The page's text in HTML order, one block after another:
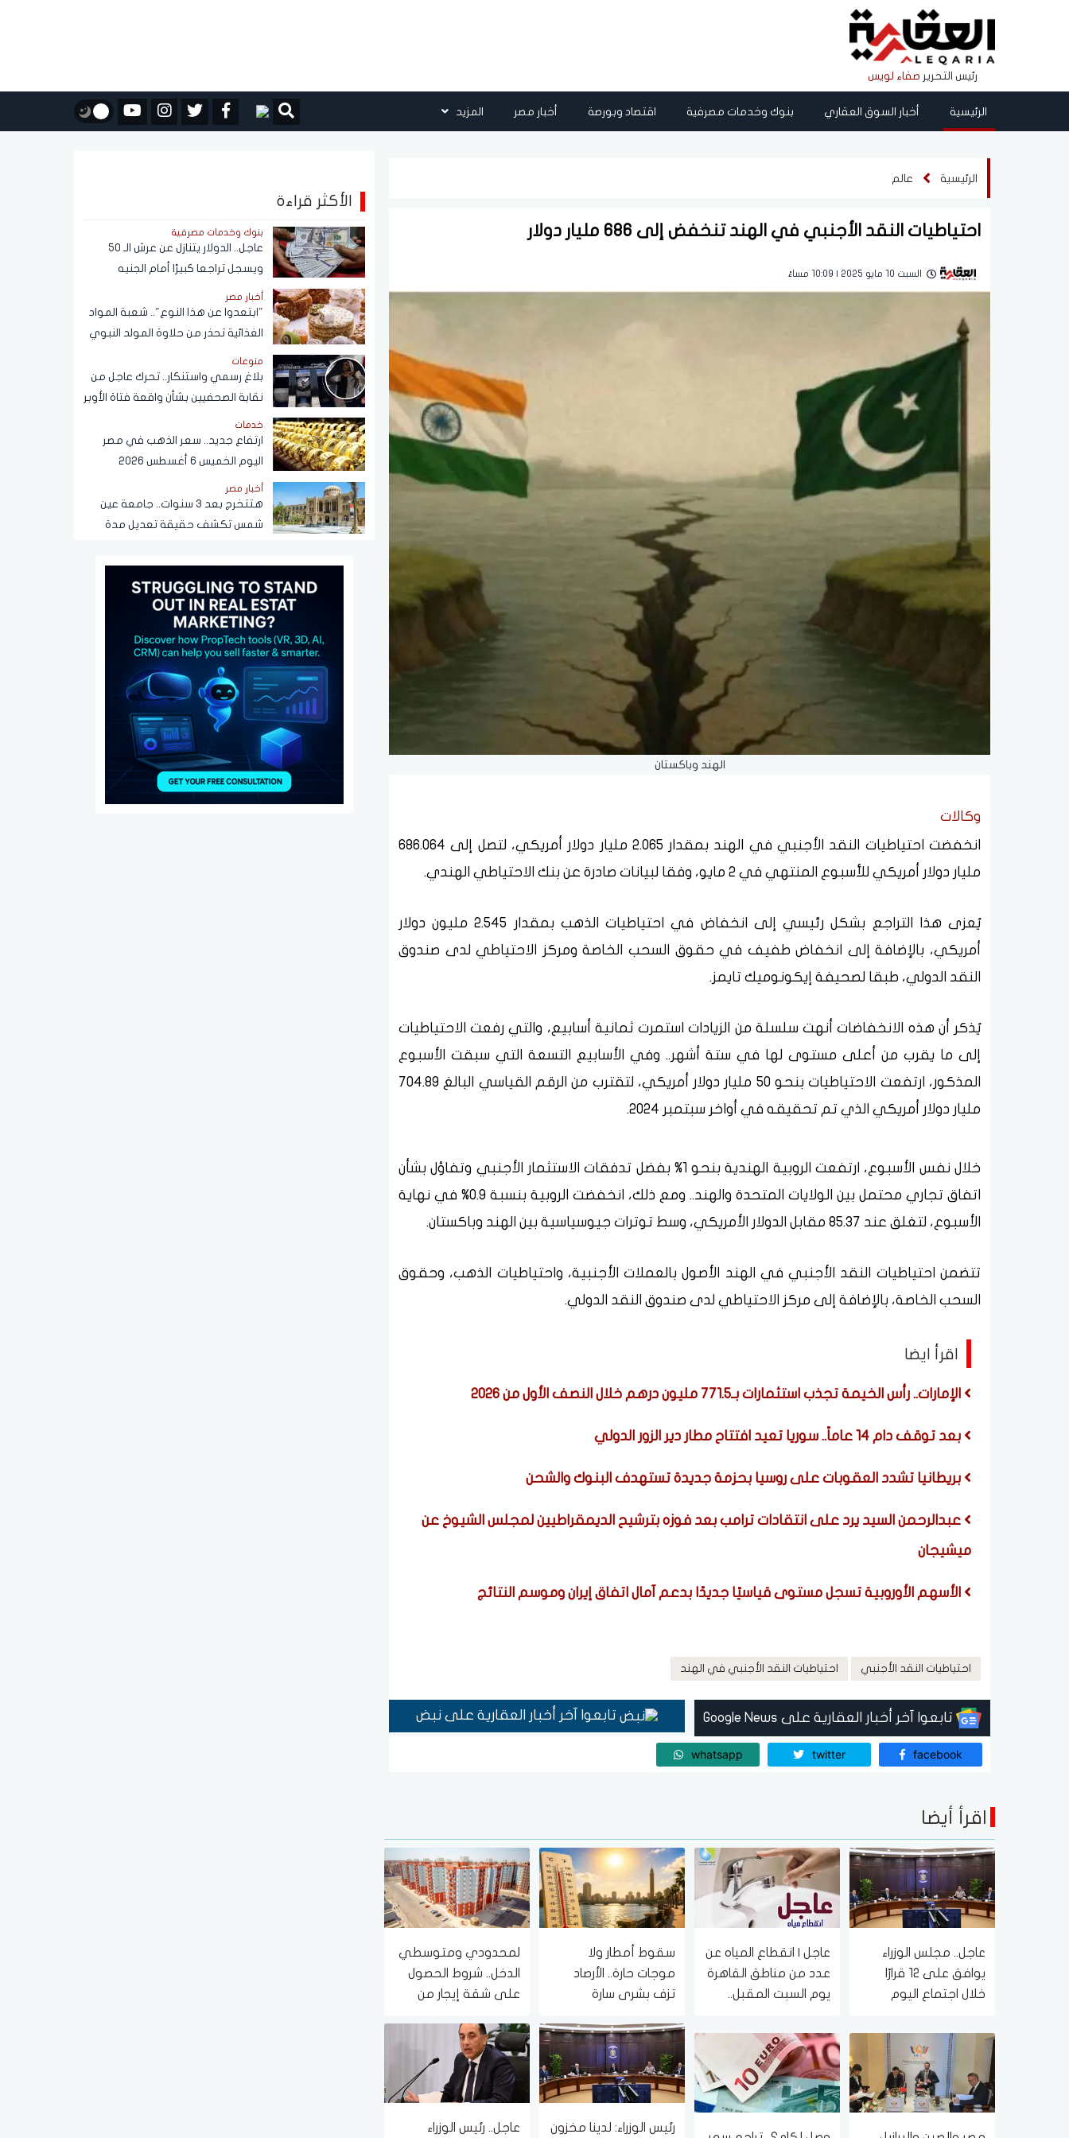
رئيس التحرير صفاء لويس
الرئيسية أخبار السوق العقاري بنوك وخدمات مصرفية اقتصاد وبورصة أخبار مصر المزيد
الرئيسية عالم
احتياطيات النقد الأجنبي في الهند تنخفض إلى 686 مليار دولار
السبت 10 مايو 2025 | 10:09 مساءً
الهند وباكستان
وكالات
انخفضت احتياطيات النقد الأجنبي في الهند بمقدار 2.065 مليار دولار أمريكي، لتصل إلى 686.064
مليار دولار أمريكي للأسبوع المنتهي في 2 مايو، وفقا لبيانات صادرة عن بنك الاحتياطي الهندي.
يُعزى هذا التراجع بشكل رئيسي إلى انخفاض في احتياطيات الذهب بمقدار 2.545 مليون دولار
أمريكي، بالإضافة إلى انخفاض طفيف في حقوق السحب الخاصة ومركز الاحتياطي لدى صندوق
النقد الدولي، طبقا لصحيفة إيكونوميك تايمز.
يُذكر أن هذه الانخفاضات أنهت سلسلة من الزيادات استمرت ثمانية أسابيع، والتي رفعت الاحتياطيات
إلى ما يقرب من أعلى مستوى لها في ستة أشهر.. وفي الأسابيع التسعة التي سبقت الأسبوع
المذكور، ارتفعت الاحتياطيات بنحو 50 مليار دولار أمريكي، لتقترب من الرقم القياسي البالغ 704.89
مليار دولار أمريكي الذي تم تحقيقه في أواخر سبتمبر 2024.
خلال نفس الأسبوع، ارتفعت الروبية الهندية بنحو 1% بفضل تدفقات الاستثمار الأجنبي وتفاؤل بشأن
اتفاق تجاري محتمل بين الولايات المتحدة والهند.. ومع ذلك، انخفضت الروبية بنسبة 0.9% في نهاية
الأسبوع، لتغلق عند 85.37 مقابل الدولار الأمريكي، وسط توترات جيوسياسية بين الهند وباكستان.
تتضمن احتياطيات النقد الأجنبي في الهند الأصول بالعملات الأجنبية، واحتياطيات الذهب، وحقوق
السحب الخاصة، بالإضافة إلى مركز الاحتياطي لدى صندوق النقد الدولي.
اقرأ ايضا
الإمارات.. رأس الخيمة تجذب استثمارات بـ771.5 مليون درهم خلال النصف الأول من 2026
بعد توقف دام 14 عاماً.. سوريا تعيد افتتاح مطار دير الزور الدولي
بريطانيا تشدد العقوبات على روسيا بحزمة جديدة تستهدف البنوك والشحن
عبدالرحمن السيد يرد على انتقادات ترامب بعد فوزه بترشيح الديمقراطيين لمجلس الشيوخ عن
ميشيجان
الأسهم الأوروبية تسجل مستوى قياسيًا جديدًا بدعم آمال اتفاق إيران وموسم النتائج
احتياطيات النقد الأجنبي احتياطيات النقد الأجنبي في الهند
تابعوا آخر أخبار العقارية على Google News تابعوا آخر أخبار العقارية على نبض
facebook
twitter
whatsapp
اقرأ أيضا
عاجل.. مجلس الوزراء
يوافق على 12 قرارًا
خلال اجتماع اليوم
عاجل | انقطاع المياه عن
عدد من مناطق القاهرة
يوم السبت المقبل..
المتأثرة وموعد عودة
الخدمة
سقوط أمطار ولا
موجات حارة.. الأرصاد
تزف بشرى سارة
لمحدودي ومتوسطي
الدخل.. شروط الحصول
على شقة إيجار من
شهريًا
رئيس الوزراء: لدينا مخزون عاجل.. رئيس الوزراء
الأكثر قراءة
بنوك وخدمات مصرفية
عاجل.. الدولار يتنازل عن عرش الـ 50
ويسجل تراجعا كبيرًا أمام الجنيه
المصري
أخبار مصر
"ابتعدوا عن هذا النوع".. شعبة المواد
الغذائية تحذر من حلاوة المولد النبوي
منوعات
بلاغ رسمي واستنكار.. تحرك عاجل من
نقابة الصحفيين بشأن واقعة فتاة الأوبر
خدمات
ارتفاع جديد.. سعر الذهب في مصر
اليوم الخميس 6 أغسطس 2026
أخبار مصر
هتتخرج بعد 3 سنوات.. جامعة عين
شمس تكشف حقيقة تعديل مدة